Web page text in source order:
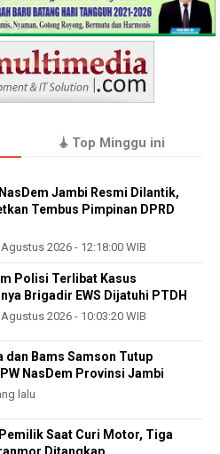
Top Minggu ini
Jambi Resmi Dilantik,
Tembus Pimpinan DPRD
2026 - 12:18:00 WIB
Polisi Terlibat Kasus
Brigadir EWS Dijatuhi PTDH
2026 - 10:03:20 WIB
dan Bams Samson Tutup
NasDem Provinsi Jambi
lalu
Saat Curi Motor, Tiga